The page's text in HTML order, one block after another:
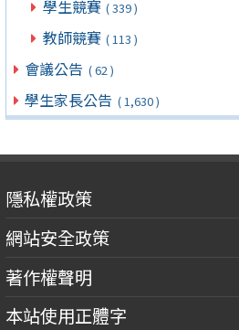
學生競賽 ( 339 )
教師競賽 ( 113 )
會議公告 ( 62 )
學生家長公告 ( 1,630 )
隱私權政策
網站安全政策
著作權聲明
本站使用正體字